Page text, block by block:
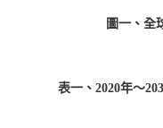
圖一、全
表一、2020年〜